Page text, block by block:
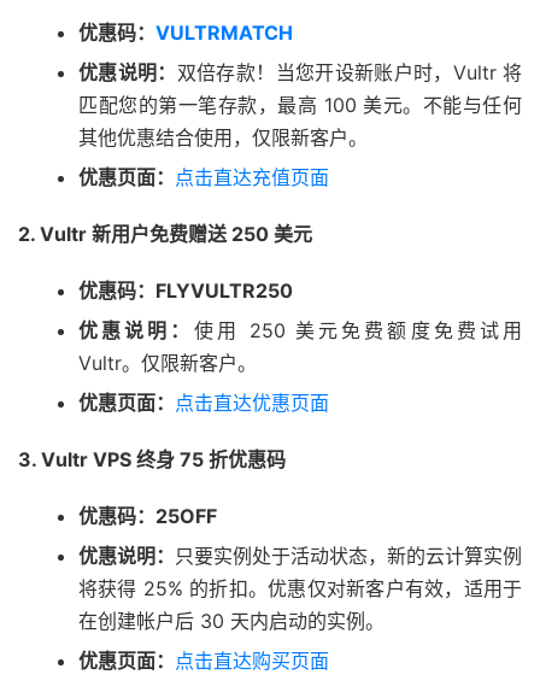
优惠码： VULTRMATCH
优惠说明： 双倍存款！当您开设新账户时，Vultr 将
匹配您的第一笔存款，最高 100 美元。不能与任何
其他优惠结合使用，仅限新客户。
优惠页面： 点击直达充值页面
2. Vultr 新用户免费赠送 250 美元
优惠码：FLYVULTR250
优惠说明： 使用 250 美元免费额度免费试用
Vultr。仅限新客户。
优惠页面： 点击直达优惠页面
3. Vultr VPS 终身 75 折优惠码
优惠码：25OFF
优惠说明： 只要实例处于活动状态，新的云计算实例
将获得 25% 的折扣。优惠仅对新客户有效，适用于
在创建帐户后 30 天内启动的实例。
优惠页面： 点击直达购买页面